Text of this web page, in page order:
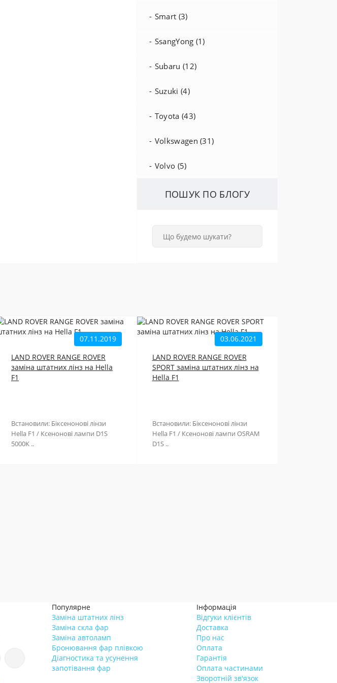
Smart (3)
SsangYong (1)
Subaru (12)
Suzuki (4)
Toyota (43)
Volkswagen (31)
Volvo (5)
ПОШУК ПО БЛОГУ
07.11.2019
LAND ROVER RANGE ROVER
заміна штатних лінз на Hella
F1
Встановили: Біксенонові лінзи
Hella F1 / Ксенонові лампи D1S
5000K ..
03.06.2021
LAND ROVER RANGE ROVER
SPORT заміна штатних лінз на
Hella F1
Встановили: Біксенонові лінзи
Hella F1 / Ксенонові лампи OSRAM
D1S ..
Популярне
Заміна штатних лінз
Заміна скла фар
Заміна автоламп
Бронювання фар плівкою
Діагностика та усунення
запотівання фар
Інформація
Відгуки клієнтів
Доставка
Про нас
Оплата
Гарантія
Оплата частинами
Зворотній зв'язок